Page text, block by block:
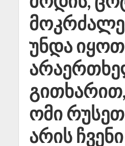
უნდა
ომი
არის ჩვენი